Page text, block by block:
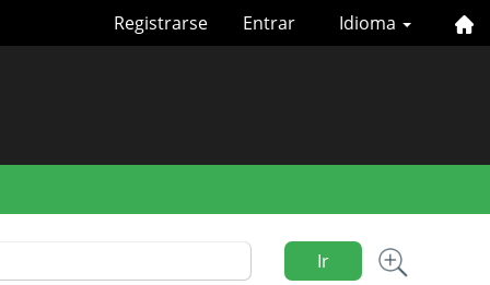
Idioma
Registrarse Entrar
Ir